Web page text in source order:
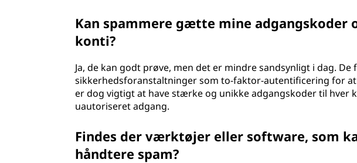
Kan spammere gætte mine adgangskoder
konti?
Ja, de kan godt prøve, men det er mindre sandsynligt i dag.
sikkerhedsforanstaltninger som to-faktor-autentificering for
er dog vigtigt at have stærke og unikke adgangskoder til hver
uautoriseret adgang.
Findes der værktøjer eller software, som
håndtere spam?